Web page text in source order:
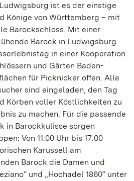
ist es der einstige
Könige von Württemberg – mit
Barockschloss. Mit einer
Barock in Ludwigsburg
in einer Kooperation
und Gärten Baden-
für Picknicker offen. Alle
sind eingeladen, den Tag
Körben voller Köstlichkeiten zu
zu machen. Für die passende
in Barockkulisse sorgen
Von 11.00 Uhr bis 17.00
Karussell am
Barock die Damen und
und „Hochadel 1860“ unter